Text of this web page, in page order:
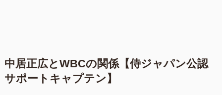
中居正広とWBCの関係【侍ジャパン公認
サポートキャプテン】